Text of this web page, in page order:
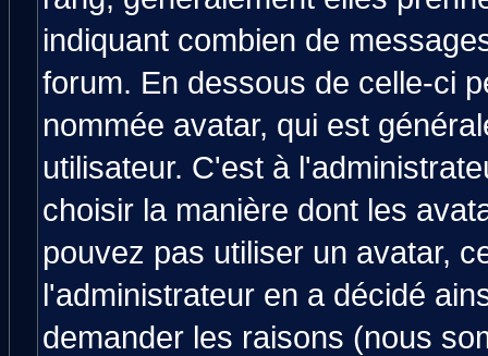
indiquant combien de
forum. En dessous de celle-ci
nommée avatar, qui est
utilisateur. C'est à
choisir la manière dont les
pouvez pas utiliser un avatar,
l'administrateur en a décidé
demander les raisons (nous